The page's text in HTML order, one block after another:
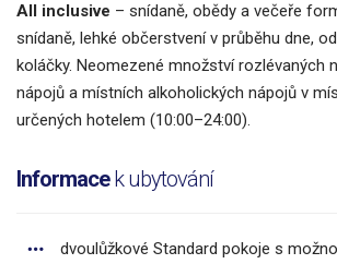
All inclusive – snídaně, obědy a večeře
snídaně, lehké občerstvení v průběhu dne,
koláčky. Neomezené množství rozlévaných
nápojů a místních alkoholických nápojů v
určených hotelem (10:00–24:00).
Informacek ubytování
dvoulůžkové Standard pokoje s